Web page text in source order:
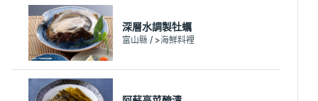
深層水調製牡蠣
富山縣 / >海鮮料裡